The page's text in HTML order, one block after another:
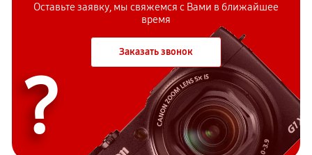
Оставьте заявку, мы свяжемся с Вами в ближайшее
время
Заказать звонок
?